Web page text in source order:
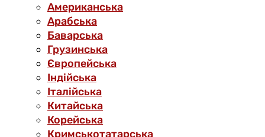
Американська
Арабська
Баварська
Грузинська
Європейська
Індійська
Італійська
Китайська
Корейська
Кримськотатарська